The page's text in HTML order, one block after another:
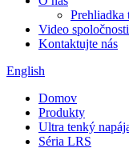
Prehliadka
Video spoločnosti
Kontaktujte nás
English
Domov
Produkty
Ultra tenký
Séria LRS